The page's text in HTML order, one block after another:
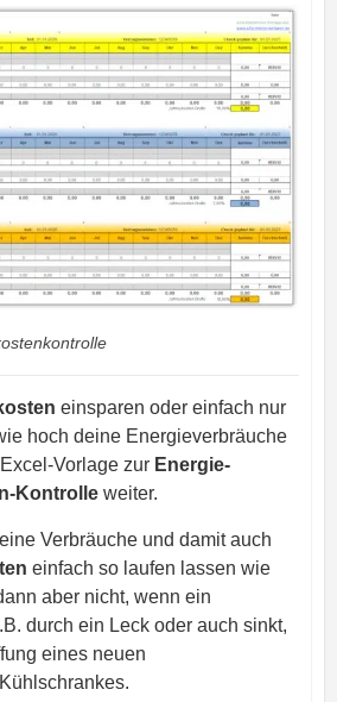
einsparen oder einfach nur
hoch deine Energieverbräuche
Vorlage zur Energie-
Kontrolleweiter.
Verbräuche und damit auch
einfach so laufen lassen wie
aber nicht, wenn ein
durch ein Leck oder auch sinkt,
eines neuen